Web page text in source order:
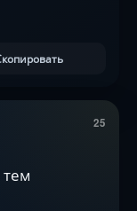
25